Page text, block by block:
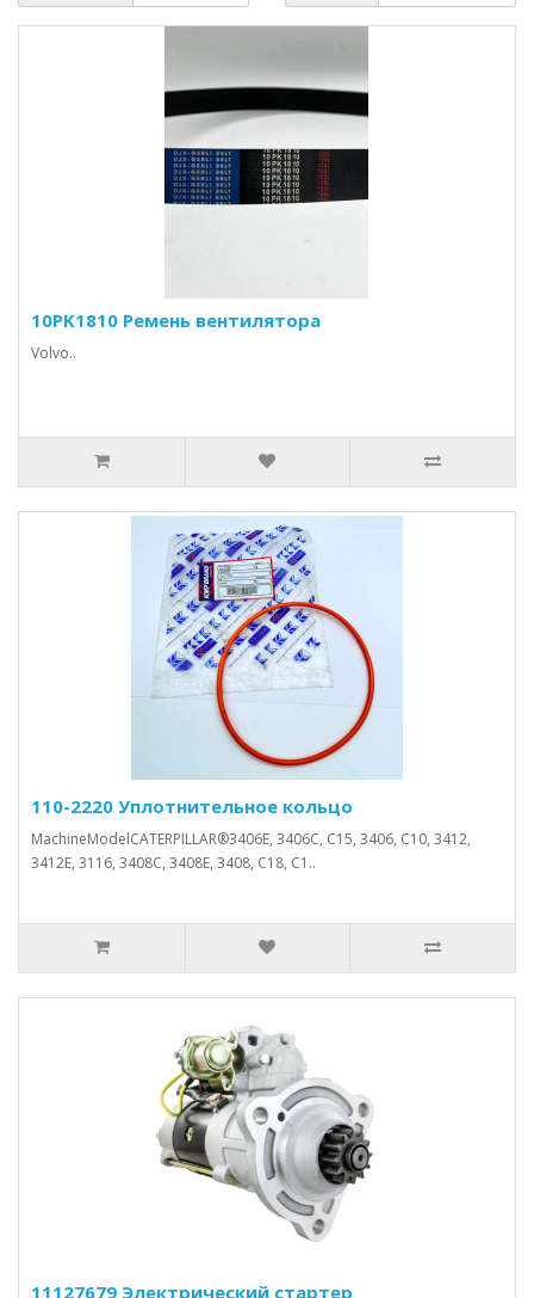
10PK1810 Ремень вентилятора
Volvo..
110-2220 Уплотнительное кольцо
MachineModelCATERPILLAR®3406E, 3406C, C15, 3406, C10, 3412,
3412E, 3116, 3408C, 3408E, 3408, C18, C1..
11127679 Электрический стартер